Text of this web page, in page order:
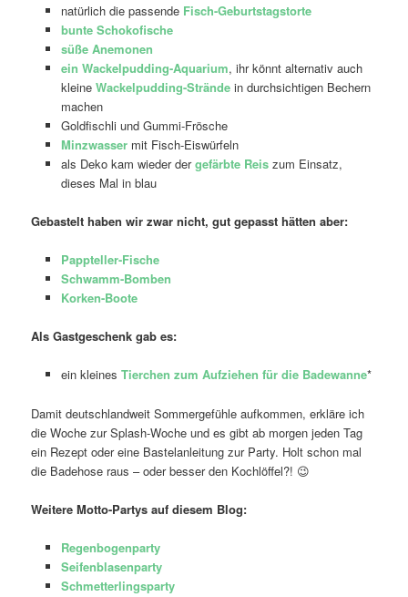
natürlich die passende Fisch-Geburtstagstorte
bunte Schokofische
süße Anemonen
ein Wackelpudding-Aquarium, ihr könnt alternativ auch
kleine Wackelpudding-Strändein durchsichtigen Bechern
machen
Goldfischli und Gummi-Frösche
Minzwasser mit Fisch-Eiswürfeln
als Deko kam wieder der gefärbte Reiszum Einsatz,
dieses Mal in blau
Gebastelt haben wir zwar nicht, gut gepasst hätten aber:
Pappteller-Fische
Schwamm-Bomben
Korken-Boote
Als Gastgeschenk gab es:
ein kleines Tierchen zum Aufziehen für die Badewanne*
Damit deutschlandweit Sommergefühle aufkommen, erkläre ich
die Woche zur Splash-Woche und es gibt ab morgen jeden Tag
ein Rezept oder eine Bastelanleitung zur Party. Holt schon mal
die Badehose raus – oder besser den Kochlöffel?! 😉
Weitere Motto-Partys auf diesem Blog:
Regenbogenparty
Seifenblasenparty
Schmetterlingsparty